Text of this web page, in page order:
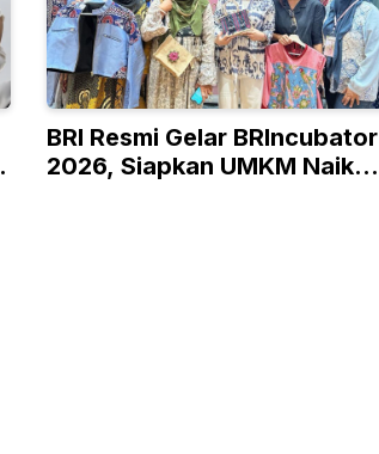
BRI Resmi Gelar BRIncubator
2026, Siapkan UMKM Naik